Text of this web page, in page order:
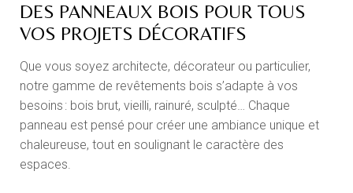
DES PANNEAUX BOIS POUR TOUS
VOS PROJETS DÉCORATIFS
Que vous soyez architecte, décorateur ou particulier,
notre gamme de revêtements bois s’adapte à vos
besoins : bois brut, vieilli, rainuré, sculpté… Chaque
panneau est pensé pour créer une ambiance unique et
chaleureuse, tout en soulignant le caractère des
espaces.